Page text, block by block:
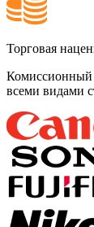
Торговая
Комиссионный
всеми видами